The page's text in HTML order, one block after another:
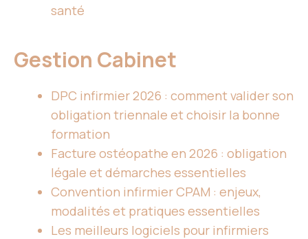
santé
Gestion Cabinet
DPC infirmier 2026 : comment valider son
obligation triennale et choisir la bonne
formation
Facture ostéopathe en 2026 : obligation
légale et démarches essentielles
Convention infirmier CPAM : enjeux,
modalités et pratiques essentielles
Les meilleurs logiciels pour infirmiers